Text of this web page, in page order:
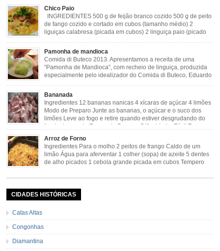
gosto Modo de Preparo: Lavar muito bem a dobradinha com limão. Deixar de
molho […]
Chico Paio
INGREDIENTES 500 g de feijão branco cozido 500 g de peito
de fango cozido e cortado em cubos (tamanho médio) 2
liguiças calabresa (picada em cubos) 2 linguiça paio (picado
verde 2 dentes de alho amassado 3 colheres de óleo 2 […]
Pamonha de mandioca
Comida di Buteco 2013. Apresentamos a receita de uma
“Pamonha de Mandioca”, com recheio de linguiça, produzida
especialmente pelo idealizador do Comida di Buteco, Eduardo
cebola picadinha 100gr de mandioca crua ralada e espremida 1 colher café
de manteiga 35ml de leite Palha de milho verde 1 […]
Bananada
Ingredientes 12 bananas nanicas 4 xícaras de açúcar 4 limões
Modo de Preparo Junte as bananas, o açúcar e o suco dos
limões Leve ao fogo e retire quando estiver desgrudando do
fundo da panela Tempo de Preparo Dificuldade: Fácil Tempo
de Preparo: 40 minutos http://eusoumineirouaiso.com.br/culinaria-
mineira/bananada#tempo-de-preparo
Arroz de Forno
Ingredientes Para o molho 2 peitos de frango Caldo de um
limão Água para aferventar 1 colher (sopa) de azeite 5 dentes
de alho picados 1 cebola grande picada em cubos Tempero
pele e sem sementes 1 pitada de noz moscada Salsa e cebolinha Pimenta
CIDADES HISTÓRICAS
Catas Altas
Congonhas
Diamantina